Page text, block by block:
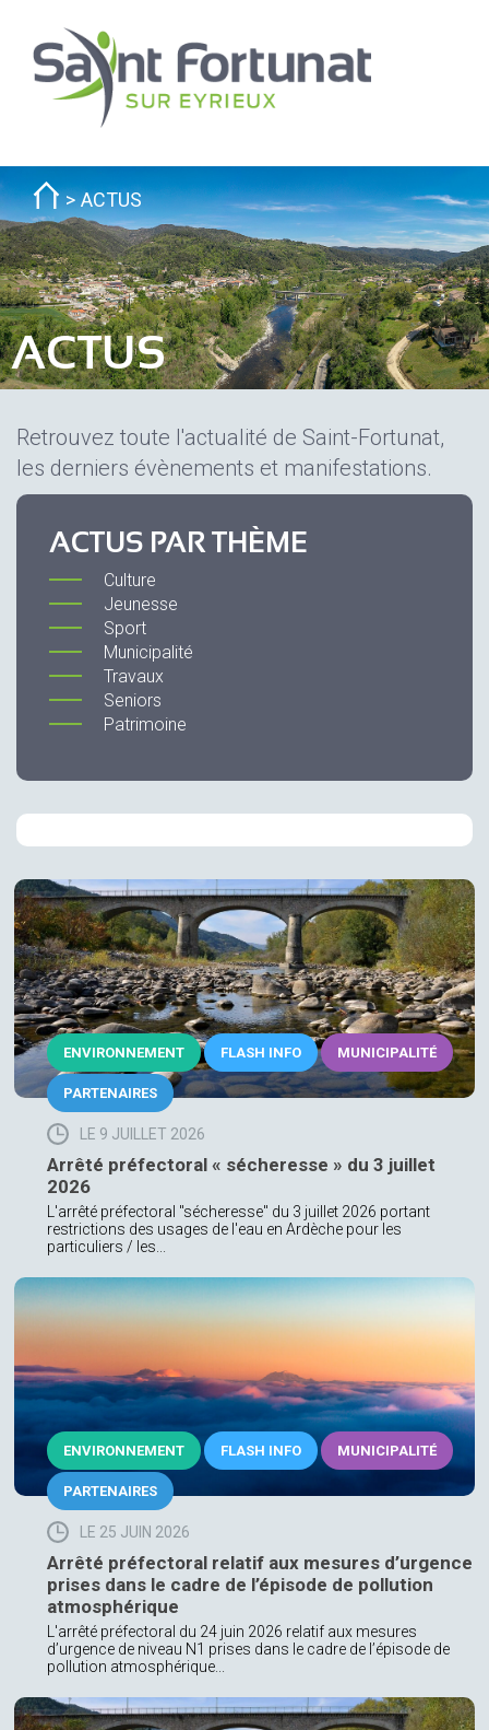
ACTUS
ACTUS
Retrouvez toute l'actualité de Saint-Fortunat,
les derniers évènements et manifestations.
ACTUS PAR THÈME
Culture
Jeunesse
Sport
Municipalité
Travaux
Seniors
Patrimoine
ENVIRONNEMENT FLASH INFO MUNICIPALITÉ
PARTENAIRES
LE 9 JUILLET 2026
Arrêté préfectoral « sécheresse » du 3 juillet
2026
L'arrêté préfectoral "sécheresse" du 3 juillet 2026 portant
restrictions des usages de l'eau en Ardèche pour les
particuliers / les...
ENVIRONNEMENT FLASH INFO MUNICIPALITÉ
PARTENAIRES
LE 25 JUIN 2026
Arrêté préfectoral relatif aux mesures d’urgence
prises dans le cadre de l’épisode de pollution
atmosphérique
L'arrêté préfectoral du 24 juin 2026 relatif aux mesures
d’urgence de niveau N1 prises dans le cadre de l’épisode de
pollution atmosphérique...